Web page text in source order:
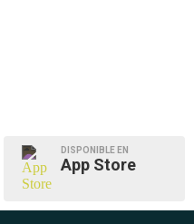
DISPONIBLE EN
App Store